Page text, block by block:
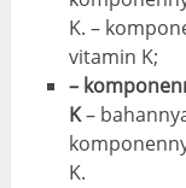
K. –
vitamin K;
–
K–
K.